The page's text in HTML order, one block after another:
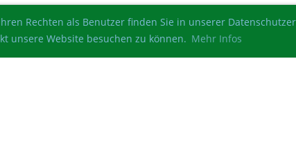
Rechten als Benutzer finden Sie in unserer
unsere Website besuchen zu können. Mehr Infos